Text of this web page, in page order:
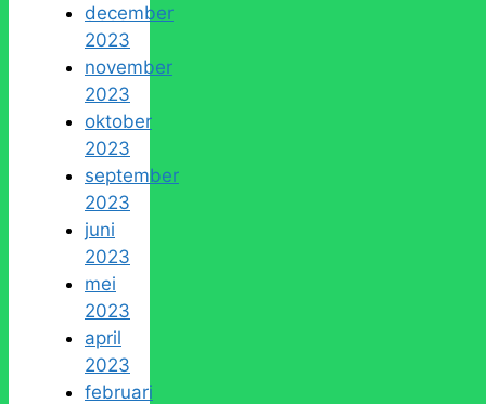
december
2023
november
2023
oktober
2023
september
2023
juni
2023
mei
2023
april
2023
februari